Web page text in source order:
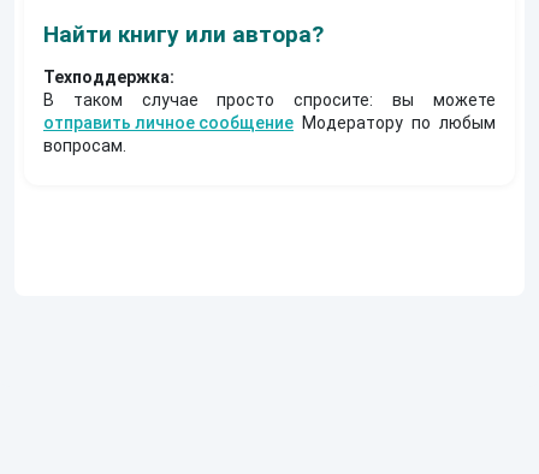
Найти книгу или автора?
Техподдержка:
В таком случае просто спросите: вы можете
отправить личное сообщение Модератору по любым
вопросам.